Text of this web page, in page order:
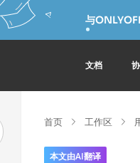
与
文档
首页 工作区
本文由AI翻译